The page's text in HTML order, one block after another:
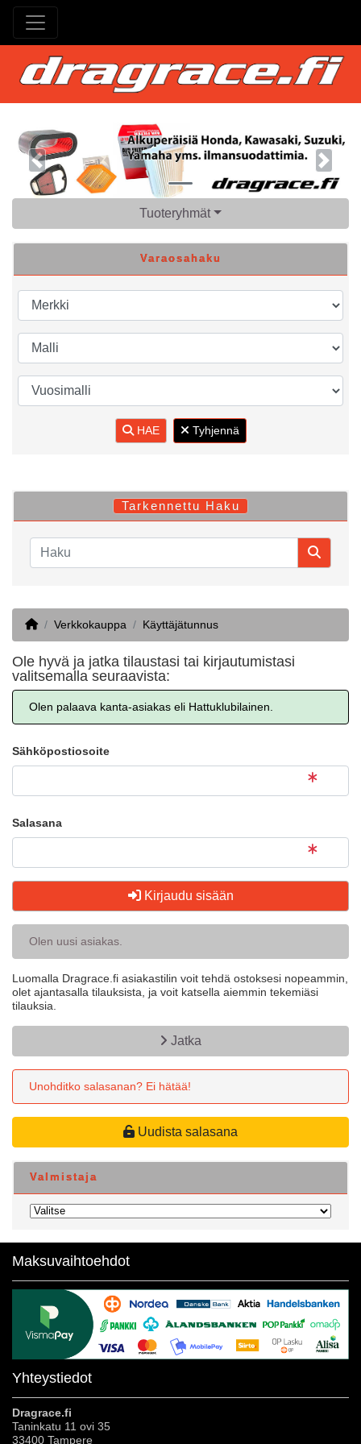
Previous Next
Tuoteryhmät
Varaosahaku
HAE Tyhjennä
Tarkennettu Haku
HomeVerkkokauppa Käyttäjätunnus
Ole hyvä ja jatka tilaustasi tai kirjautumistasi
valitsemalla seuraavista:
Olen palaava kanta-asiakas eli Hattuklubilainen.
Sähköpostiosoite
Salasana
Kirjaudu sisään
Olen uusi asiakas.
Luomalla Dragrace.fi asiakastilin voit tehdä ostoksesi nopeammin,
olet ajantasalla tilauksista, ja voit katsella aiemmin tekemiäsi
tilauksia.
Jatka
Unohditko salasanan? Ei hätää!
Uudista salasana
Valmistaja
Maksuvaihtoehdot
Yhteystiedot
Dragrace.fi
Taninkatu 11 ovi 35
33400 Tampere